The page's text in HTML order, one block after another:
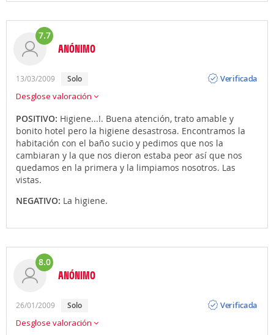
7.7
ANÓNIMO
13/03/2009 solo
Verificada
Desglose valoración
POSITIVO: Higiene...!. Buena atención, trato amable y
bonito hotel pero la higiene desastrosa. Encontramos la
habitación con el baño sucio y pedimos que nos la
cambiaran y la que nos dieron estaba peor así que nos
quedamos en la primera y la limpiamos nosotros. Las
vistas.
NEGATIVO: La higiene.
8.0
ANÓNIMO
26/01/2009 solo
Verificada
Desglose valoración